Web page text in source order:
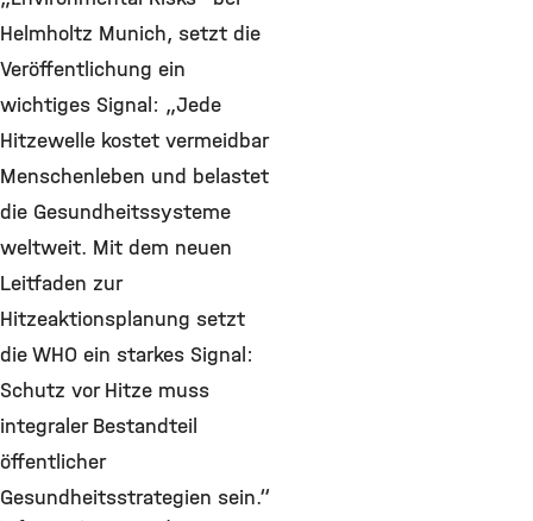
Helmholtz Munich, setzt die
Veröffentlichung ein
wichtiges Signal: „Jede
Hitzewelle kostet vermeidbar
Menschenleben und belastet
die Gesundheitssysteme
weltweit. Mit dem neuen
Leitfaden zur
Hitzeaktionsplanung setzt
die WHO ein starkes Signal:
Schutz vor Hitze muss
integraler Bestandteil
öffentlicher
Gesundheitsstrategien sein.“